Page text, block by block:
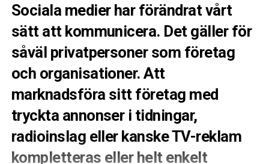
Sociala medier har förändrat vårt
sätt att kommunicera. Det gäller för
såväl privatpersoner som företag
och organisationer. Att
marknadsföra sitt företag med
tryckta annonser i tidningar,
radioinslag eller kanske TV-reklam
kompletteras eller helt enkelt